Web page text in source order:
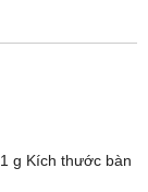
g Kích thước bàn